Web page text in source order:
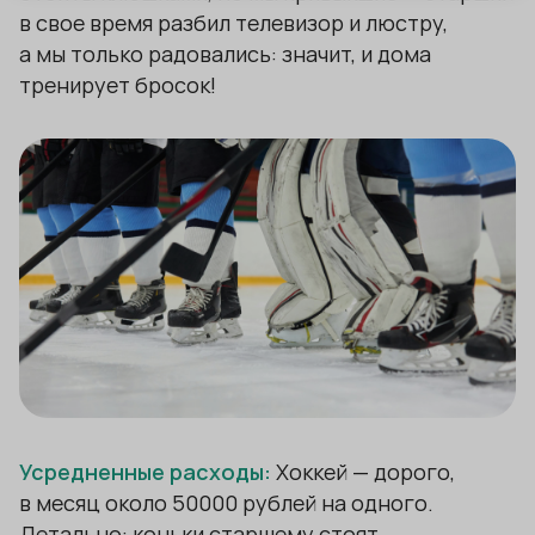
в свое время разбил телевизор и люстру,
а мы только радовались: значит, и дома
тренирует бросок!
Усредненные расходы: Хоккей — дорого,
в месяц около 50000 рублей на одного.